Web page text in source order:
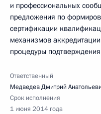
и профессиональных
предложения по
сертификации
механизмов
процедуры
Ответственный
Медведев Дмитрий
Срок исполнения
1 июня 2014 года